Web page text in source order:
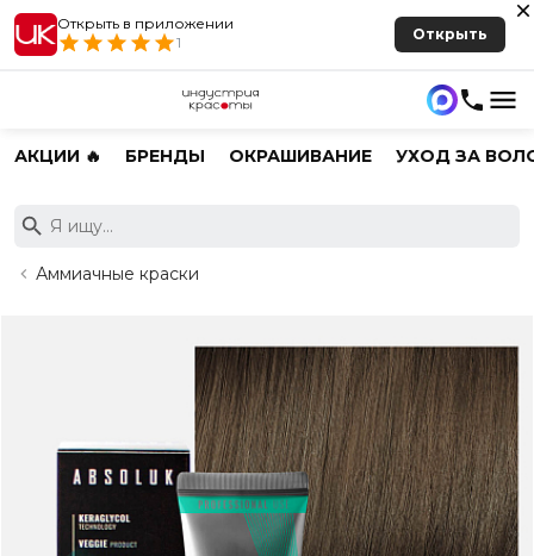
Открыть в приложении
1
Открыть
АКЦИИ 🔥 БРЕНДЫ ОКРАШИВАНИЕ УХОД ЗА
Аммиачные краски